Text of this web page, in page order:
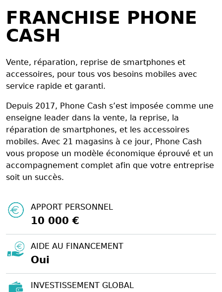
FRANCHISE PHONE
CASH
Vente, réparation, reprise de smartphones et
accessoires, pour tous vos besoins mobiles avec
service rapide et garanti.
Depuis 2017, Phone Cash s’est imposée comme une
enseigne leader dans la vente, la reprise, la
réparation de smartphones, et les accessoires
mobiles. Avec 21 magasins à ce jour, Phone Cash
vous propose un modèle économique éprouvé et un
accompagnement complet afin que votre entreprise
soit un succès.
APPORT PERSONNEL
10 000 €
AIDE AU FINANCEMENT
Oui
INVESTISSEMENT GLOBAL